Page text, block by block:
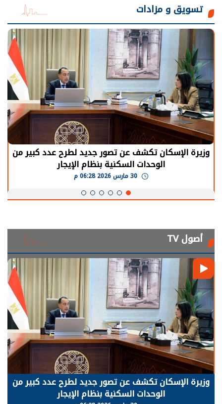
تسويق و مزادات
وزيرة الإسكان تكشف عن تصور جديد لطرح عدد كبير من
الوحدات السكنية بنظام الإيجار
أصول TV
وزيرة الإسكان تكشف عن تصور جديد لطرح عدد كبير من
الوحدات السكنية بنظام الإيجار